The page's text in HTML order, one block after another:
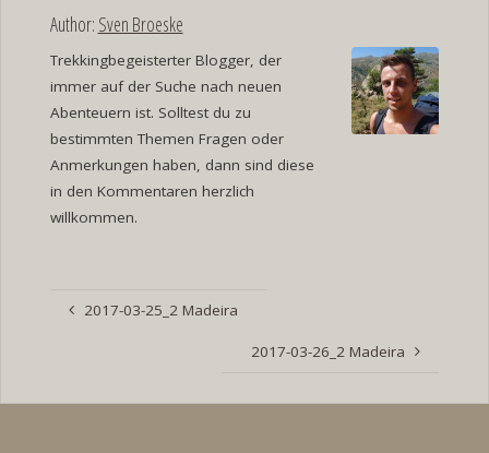
Author: Sven Broeske
Trekkingbegeisterter Blogger, der
immer auf der Suche nach neuen
Abenteuern ist. Solltest du zu
bestimmten Themen Fragen oder
Anmerkungen haben, dann sind diese
in den Kommentaren herzlich
willkommen.
2017-03-25_2 Madeira
2017-03-26_2 Madeira